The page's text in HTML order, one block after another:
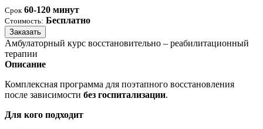
Срок 60-120 минут
Стоимость: Бесплатно
Заказать
Амбулаторный курс восстановительно – реабилитационный
терапии
Описание
Комплексная программа для поэтапного восстановления
после зависимости без госпитализации.
Для кого подходит